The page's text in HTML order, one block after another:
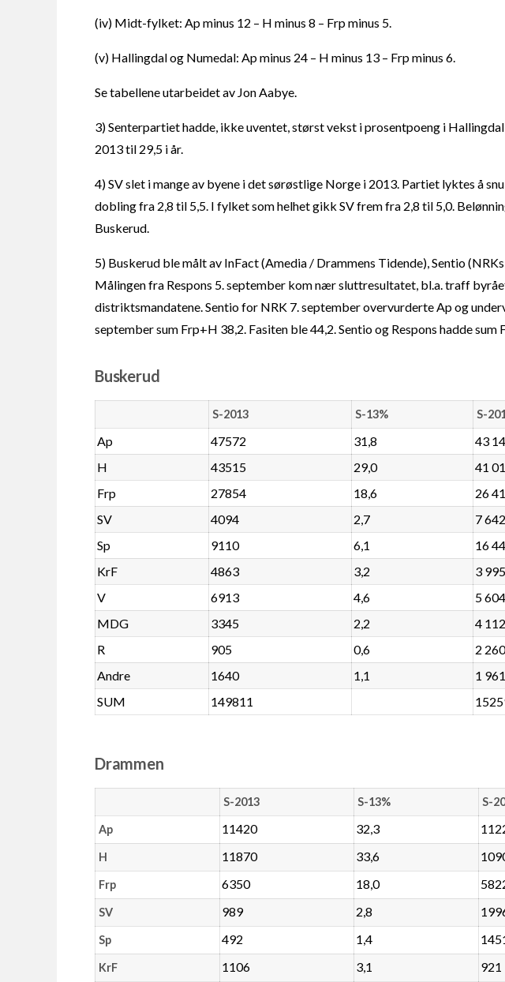
(iv) Midt-fylket: Ap minus 12 – H minus 8 – Frp minus 5.
(v) Hallingdal og Numedal: Ap minus 24 – H minus 13 – Frp minus 6.
Se tabellene utarbeidet av Jon Aabye.
3) Senterpartiet hadde, ikke uventet, størst vekst i prosentpoeng i
2013 til 29,5 i år.
4) SV slet i mange av byene i det sørøstlige Norge i 2013. Partiet lyktes å
dobling fra 2,8 til 5,5. I fylket som helhet gikk SV frem fra 2,8 til 5,0.
Buskerud.
5) Buskerud ble målt av InFact (Amedia / Drammens Tidende), Sentio
Målingen fra Respons 5. september kom nær sluttresultatet, bl.a. traff
distriktsmandatene. Sentio for NRK 7. september overvurderte Ap og
september sum Frp+H 38,2. Fasiten ble 44,2. Sentio og Respons hadde
Buskerud
S-2013 S-13% S-
Ap 47572 31,8 43
H
43515 29,0 41
Frp
27854 18,6 26
SV
4094 2,7 7 642
Sp
9110 6,1 16
KrF
4863 3,2 3 995
V
6913 4,6 5 604
MDG
3345 2,2 4 112
R
905 0,6 2
Andre
1640 1,1 1 961
SUM
149811
Drammen
S-2013 S-13% S-
Ap 11420 32,3
H 11870 33,6
Frp 6350 18,0
SV 989 2,8
Sp 492 1,4
KrF 1106 3,1 921